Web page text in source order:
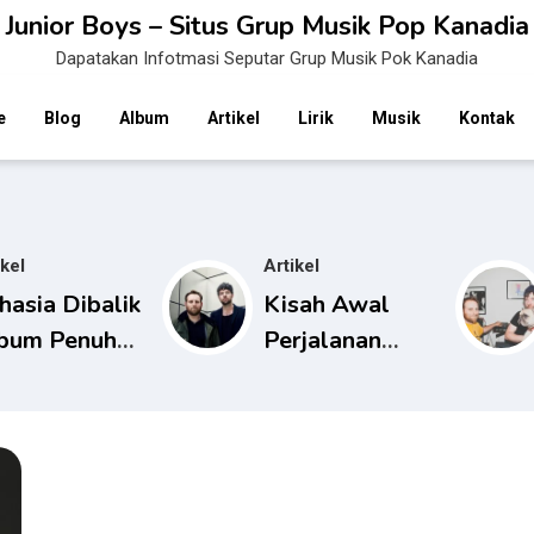
Junior Boys – Situs Grup Musik Pop Kanadia
Dapatakan Infotmasi Seputar Grup Musik Pok Kanadia
Blog Album Artikel Lirik Musik Kontak
Dibalik
Penuh
Artikel
Kisah Awal
Perjalanan